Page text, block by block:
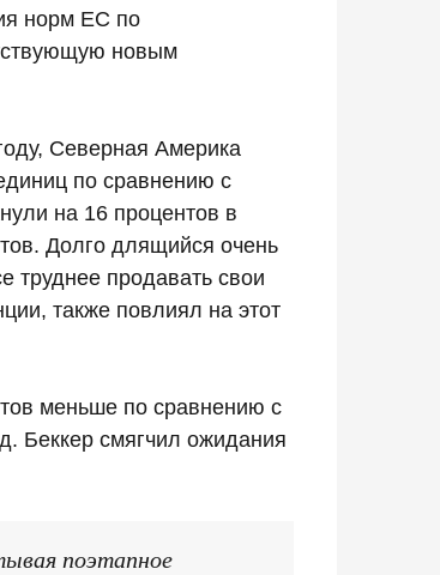
норм ЕС по
новым
Северная Америка
по сравнению с
на 16 процентов в
Долго длящийся очень
труднее продавать свои
также повлиял на этот
меньше по сравнению с
Беккер смягчил ожидания
поэтапное